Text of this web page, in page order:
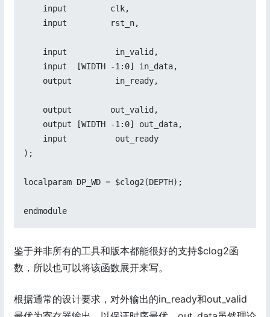
    input         clk,
    input         rst_n,
    input          in_valid,
    input  [WIDTH -1:0] in_data,
    output         in_ready,
    output        out_valid,
    output [WIDTH -1:0] out_data,
    input          out_ready
);
localparam DP_WD = $clog2(DEPTH);
鉴于并非所有的工具和版本都能很好的支持$clog2函
数，所以也可以将该函数展开来写。
根据通常的设计要求，对外输出的in_ready和out_valid